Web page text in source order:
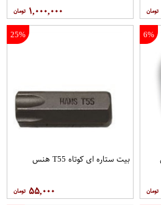
۱,۰۰۰,۰۰۰
6%
25%
بیت ستاره ای کوتاه T55 هنس
۵۵,۰۰۰